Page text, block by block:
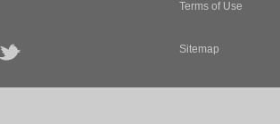
Terms of Use
Sitemap